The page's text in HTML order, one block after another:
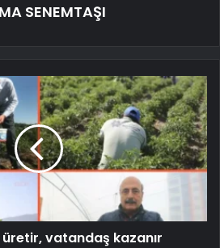
SENEMTAŞI
vatandaş kazanır